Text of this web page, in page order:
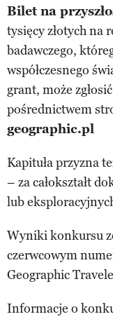
Bilet na
tysięcy złotych na
badawczego,
współczesnego
grant, może
pośrednictwem
geographic.pl
Kapituła przyzna
– za całokształt
lub
Wyniki konkursu
czerwcowym
Geographic
Informacje o